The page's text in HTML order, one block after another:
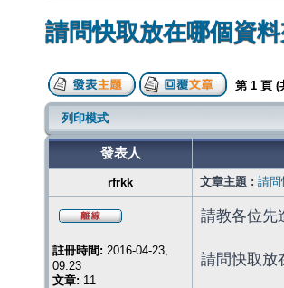
請問快取放在哪個資料
第 1 頁 (
列印模式
發表人
rfrkk 文章主題 : 請問
註冊時間: 2016-04-23,
09:23
文章: 11
請教各位先
請問快取放